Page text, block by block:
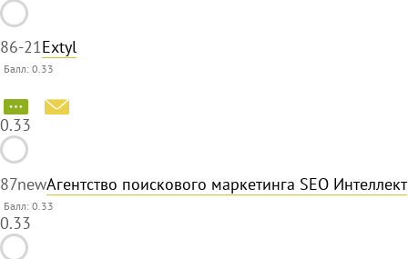
86-21Extyl
Балл: 0.33
0.33
87newАгентство поискового маркетинга SEO Интеллект
Балл: 0.33
0.33